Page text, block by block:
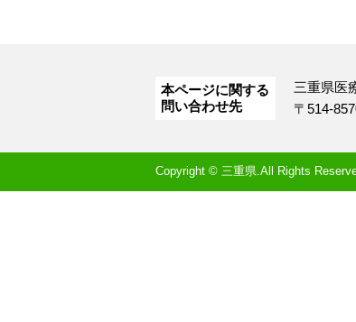
本ページに関する
問い合わせ先
三重県医
〒514-
Copyright © 三重県.All Rights